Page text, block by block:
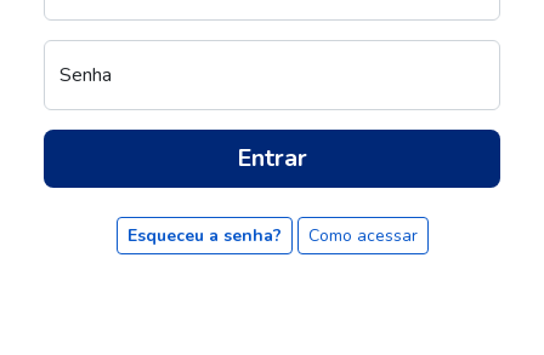
Senha
Entrar
Esqueceu a senha? Como acessar